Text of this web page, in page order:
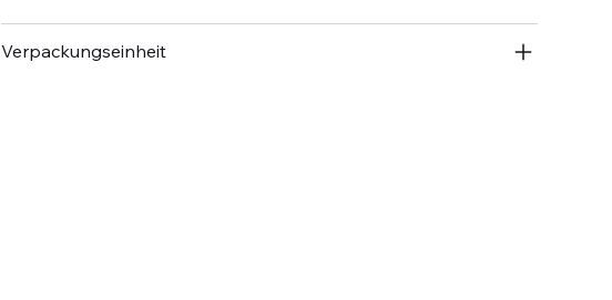
Verpackungseinheit